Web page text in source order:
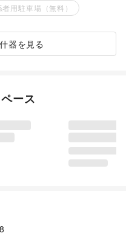
者用駐車場（無料）
器を見る
ース